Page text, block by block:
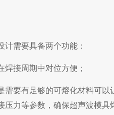
计需要具备两个功能：
焊接周期中对位方便；
需要有足够的可熔化材料可
压力等参数，确保超声波模